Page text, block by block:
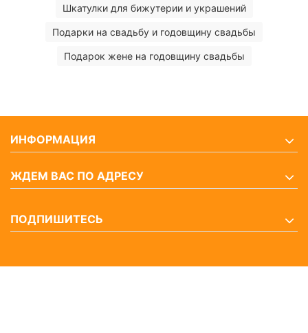
Шкатулки для бижутерии и украшений
Подарки на свадьбу и годовщину свадьбы
Подарок жене на годовщину свадьбы
ИНФОРМАЦИЯ
ЖДЕМ ВАС ПО АДРЕСУ
ПОДПИШИТЕСЬ